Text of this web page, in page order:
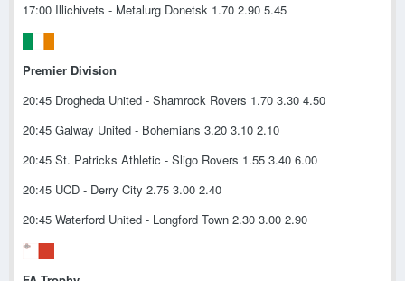
17:00 Illichivets - Metalurg Donetsk 1.70 2.90 5.45
Premier Division
20:45 Drogheda United - Shamrock Rovers 1.70 3.30 4.50
20:45 Galway United - Bohemians 3.20 3.10 2.10
20:45 St. Patricks Athletic - Sligo Rovers 1.55 3.40 6.00
20:45 UCD - Derry City 2.75 3.00 2.40
20:45 Waterford United - Longford Town 2.30 3.00 2.90